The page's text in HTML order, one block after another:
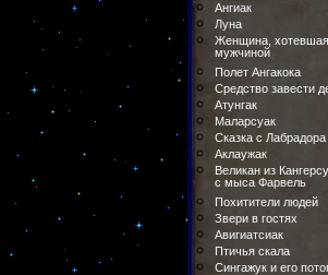
Ангиак
Луна
Женщина,
мужчиной
Полет Ангакока
Средство завести
Атунгак
Маларсуак
Сказка с Лабрадора
Аклаужак
Великан из
с мыса Фарвель
Похитители людей
Звери в гостях
Авигиатсиак
Птичья скала
Сингажук и его